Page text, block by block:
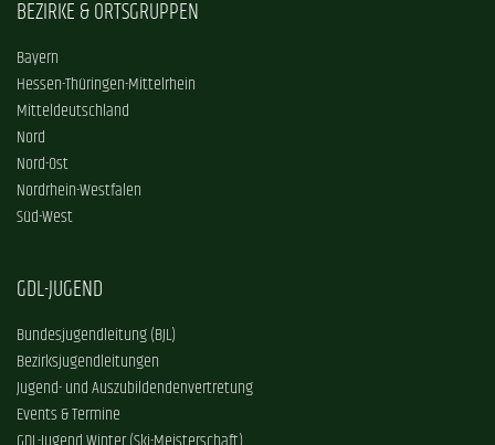
BEZIRKE & ORTSGRUPPEN
Bayern
Hessen-Thüringen-Mittelrhein
Mitteldeutschland
Nord
Nord-Ost
Nordrhein-Westfalen
Süd-West
GDL-JUGEND
Bundesjugendleitung (BJL)
Bezirksjugendleitungen
Jugend- und Auszubildendenvertretung
Events & Termine